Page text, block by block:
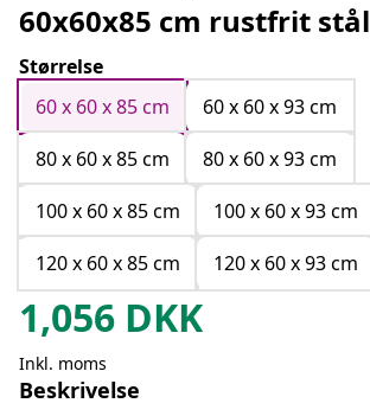
60x60x85 cm rustfrit stål
Størrelse
60 x 60 x 85 cm
60 x 60 x 93 cm
80 x 60 x 85 cm
80 x 60 x 93 cm
100 x 60 x 85 cm
100 x 60 x 93 cm
120 x 60 x 85 cm
120 x 60 x 93 cm
1,056 DKK
Inkl. moms
Beskrivelse